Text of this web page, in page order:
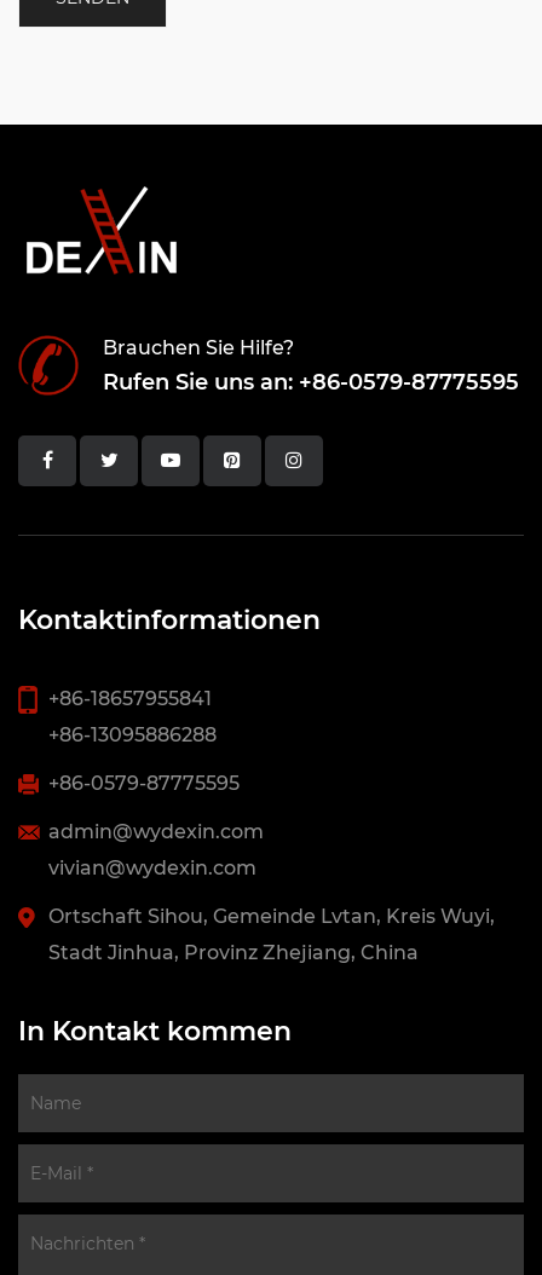
Brauchen Sie Hilfe?
Rufen Sie uns an: +86-0579-87775595
Kontaktinformationen
+86-18657955841
+86-13095886288
+86-0579-87775595
admin@wydexin.com
vivian@wydexin.com
Ortschaft Sihou, Gemeinde Lvtan, Kreis Wuyi,
Stadt Jinhua, Provinz Zhejiang, China
In Kontakt kommen